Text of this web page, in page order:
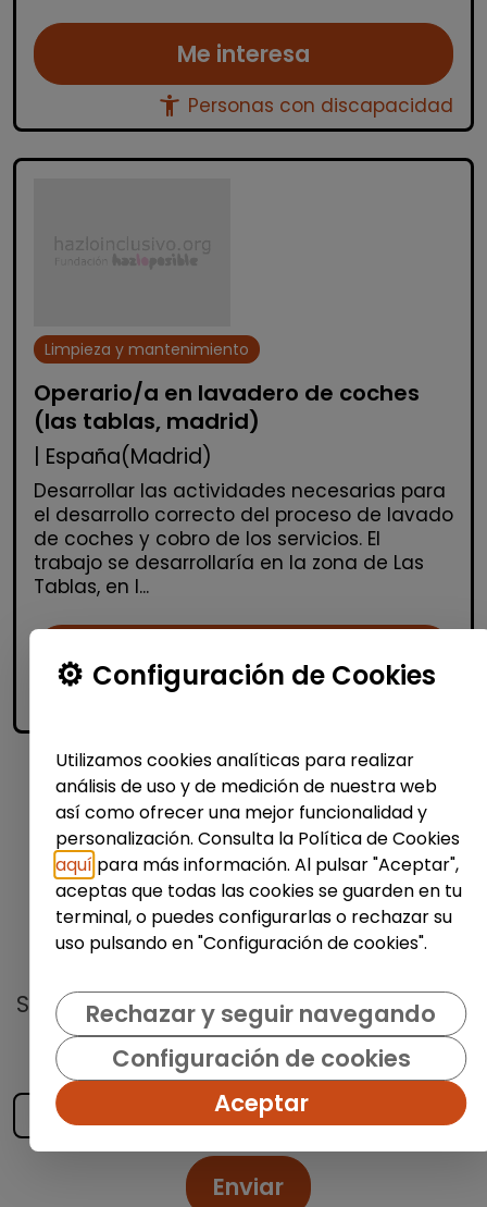
Me interesa
accessibility_new Personas con discapacidad
Limpieza y mantenimiento
Operario/a en lavadero de coches
(las tablas, madrid)
| España(Madrid)
Desarrollar las actividades necesarias para
el desarrollo correcto del proceso de lavado
de coches y cobro de los servicios. El
trabajo se desarrollaría en la zona de Las
Tablas, en l...
Me interesa
1
No te pierdas nada
Suscríbete a nuestroboletín semanaly
recibe las últimas ofertas y noticias
publicadas
Enviar
Configuración de Cookies
Utilizamos cookies analíticas para realizar
análisis de uso y de medición de nuestra web
así como ofrecer una mejor funcionalidad y
personalización. Consulta la Política de Cookies
aquí para más información. Al pulsar "Aceptar",
aceptas que todas las cookies se guarden en tu
terminal, o puedes configurarlas o rechazar su
uso pulsando en "Configuración de cookies".
Rechazar y seguir navegando
Configuración de cookies
Aceptar